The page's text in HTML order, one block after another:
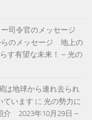
ー司令官のメッセージ
らのメッセージ 地上の
す有望な未来！ – 光の
地球から連れ去られ
ています に 光の勢力に
介 2023年10月29日 –